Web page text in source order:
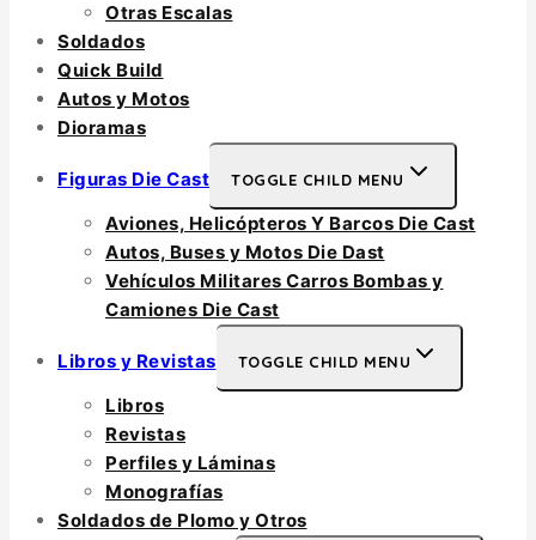
Otras Escalas
Soldados
Quick Build
Autos y Motos
Dioramas
Figuras Die Cast TOGGLE CHILD MENU
Aviones, Helicópteros Y Barcos Die Cast
Autos, Buses y Motos Die Dast
Vehículos Militares Carros Bombas y
Camiones Die Cast
Libros y Revistas TOGGLE CHILD MENU
Libros
Revistas
Perfiles y Láminas
Monografías
Soldados de Plomo y Otros